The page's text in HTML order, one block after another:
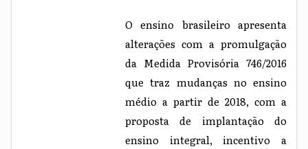
O ensino brasileiro apresenta
alterações com a promulgação
da Medida Provisória 746/2016
que traz mudanças no ensino
médio a partir de 2018, com a
proposta de implantação do
ensino integral, incentivo a